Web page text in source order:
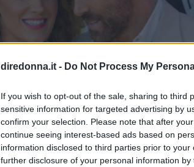
diredonna.it - Do Not Process My
If you wish to opt-out of the sale, sharing to third
sensitive information for targeted advertising by
confirm your selection. Please note that after
continue seeing interest-based ads based on
information disclosed to third parties prior to
further disclosure of your personal information